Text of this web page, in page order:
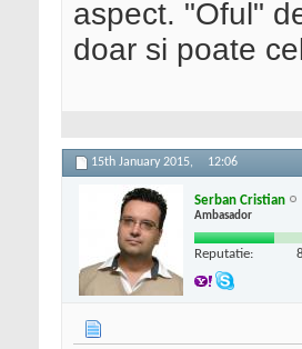
aspect. "Oful"
doar si poate
15th January 2015, 12:06
Serban Cristian
Ambasador
Reputatie: